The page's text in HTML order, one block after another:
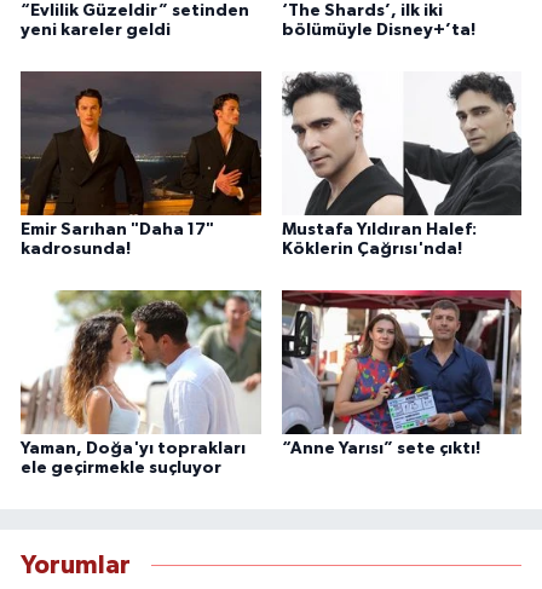
“Evlilik Güzeldir” setinden
yeni kareler geldi
‘The Shards’, ilk iki
bölümüyle Disney+’ta!
Emir Sarıhan "Daha 17"
kadrosunda!
Mustafa Yıldıran Halef:
Köklerin Çağrısı'nda!
Yaman, Doğa'yı toprakları
ele geçirmekle suçluyor
“Anne Yarısı” sete çıktı!
Yorumlar